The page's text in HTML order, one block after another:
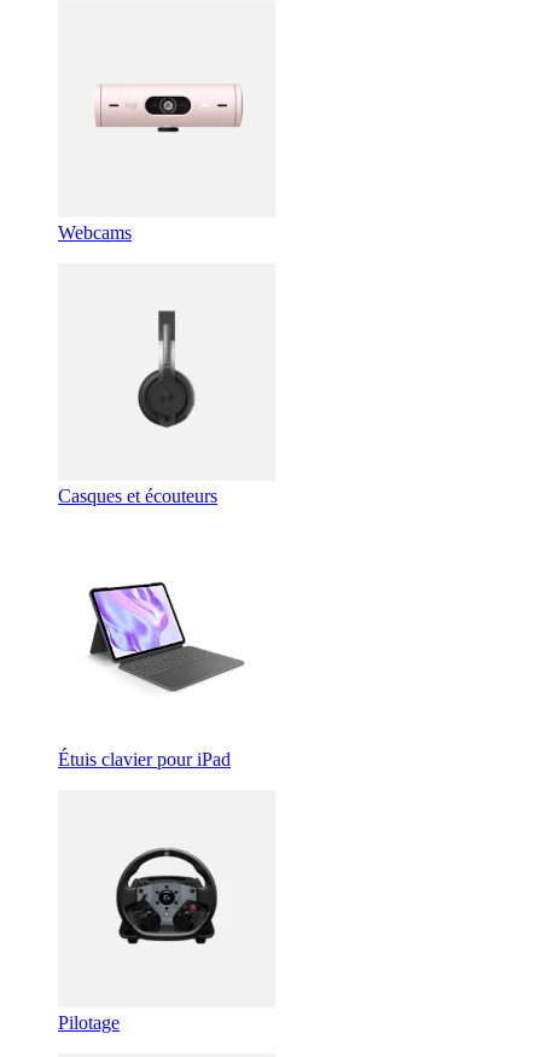
Webcams
Casques et écouteurs
Étuis clavier pour iPad
Pilotage